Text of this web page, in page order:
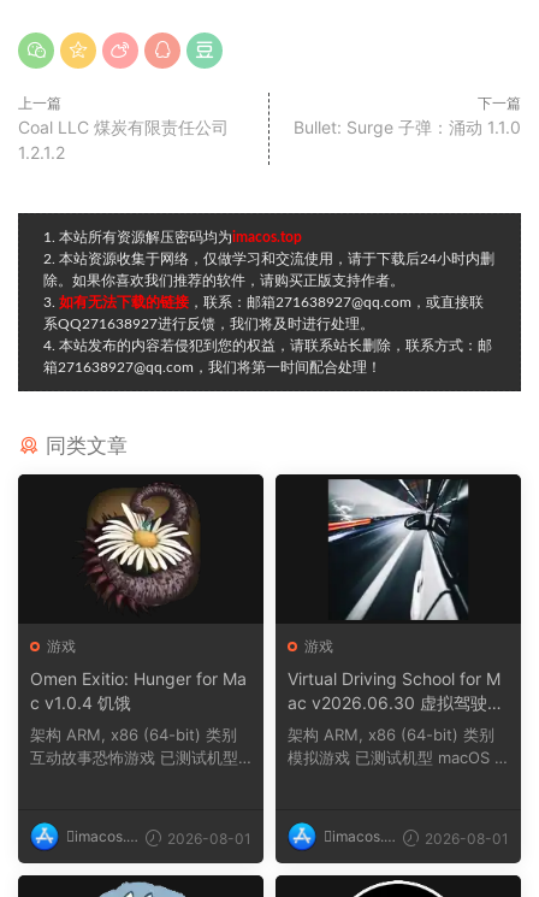
上一篇
Coal LLC 煤炭有限责任公司
1.2.1.2
下一篇
Bullet: Surge 子弹：涌动 1.1.0
1. 本站所有资源解压密码均为imacos.top
2. 本站资源收集于网络，仅做学习和交流使用，请于下载后24小时内删
除。如果你喜欢我们推荐的软件，请购买正版支持作者。
3. 如有无法下载的链接 ，联系：邮箱271638927@qq.com，或直接联
系QQ271638927进行反馈，我们将及时进行处理。
4. 本站发布的内容若侵犯到您的权益，请联系站长删除，联系方式：邮
箱271638927@qq.com，我们将第一时间配合处理！
同类文章
游戏
Omen Exitio: Hunger for Ma
c v1.0.4 饥饿
架构 ARM, x86 (64-bit) 类别
互动故事恐怖游戏 已测试机型
imacos.t
op
2026-08-01
游戏
Virtual Driving School for M
ac v2026.06.30 虚拟驾驶学
校
架构 ARM, x86 (64-bit) 类别
模拟游戏 已测试机型 macOS T
imacos.t
op
2026-08-01